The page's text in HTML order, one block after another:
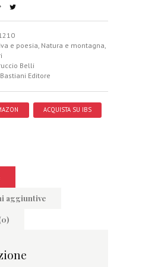
e poesia Natura e montagna
Belli
Editore
ACQUISTA SU IBS
aggiuntive